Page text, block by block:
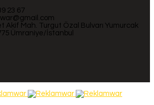
23 67
Akif Mah. Turgut Özal Bulvarı Yumurcak
Ümraniye/İstanbul